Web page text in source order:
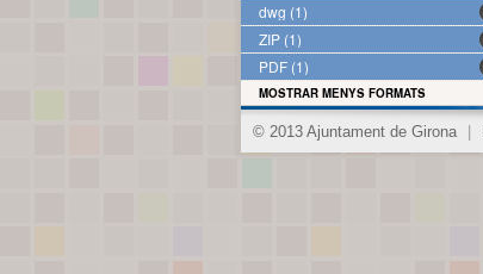
dwg (1)
ZIP (1)
PDF (1)
MOSTRAR MENYS FORMATS
© 2013 Ajuntament de Girona